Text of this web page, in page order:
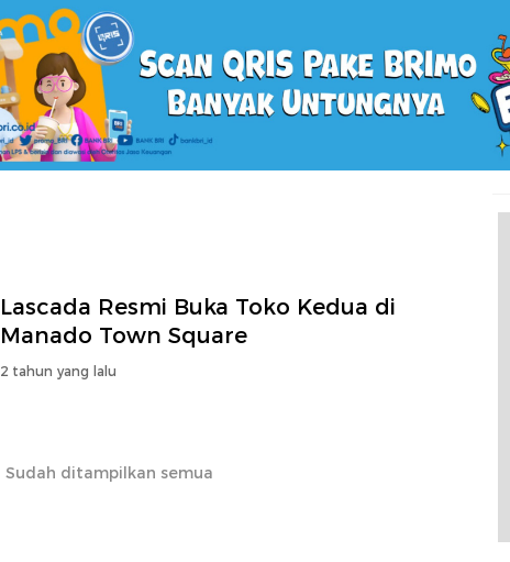
Lascada Resmi Buka Toko Kedua di
Manado Town Square
2 tahun yang lalu
Sudah ditampilkan semua